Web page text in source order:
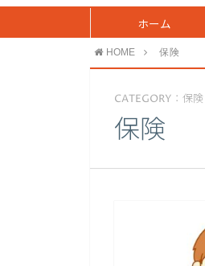
ホーム
HOME 保険
CATEGORY：保険
保険